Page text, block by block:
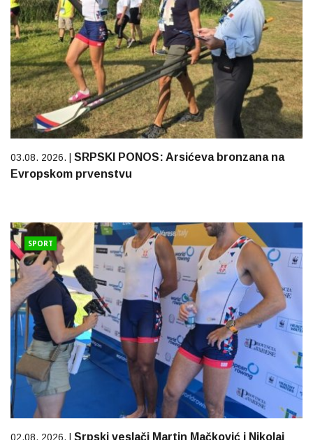
03.08. 2026. | SRPSKI PONOS: Arsićeva bronzana na
Evropskom prvenstvu
SPORT
02.08. 2026. | Srpski veslači Martin Mačković i Nikolaj